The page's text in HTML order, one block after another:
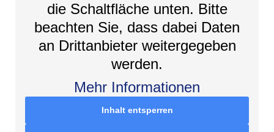
die Schaltfläche unten. Bitte
beachten Sie, dass dabei Daten
an Drittanbieter weitergegeben
werden.
Mehr Informationen
Inhalt entsperren